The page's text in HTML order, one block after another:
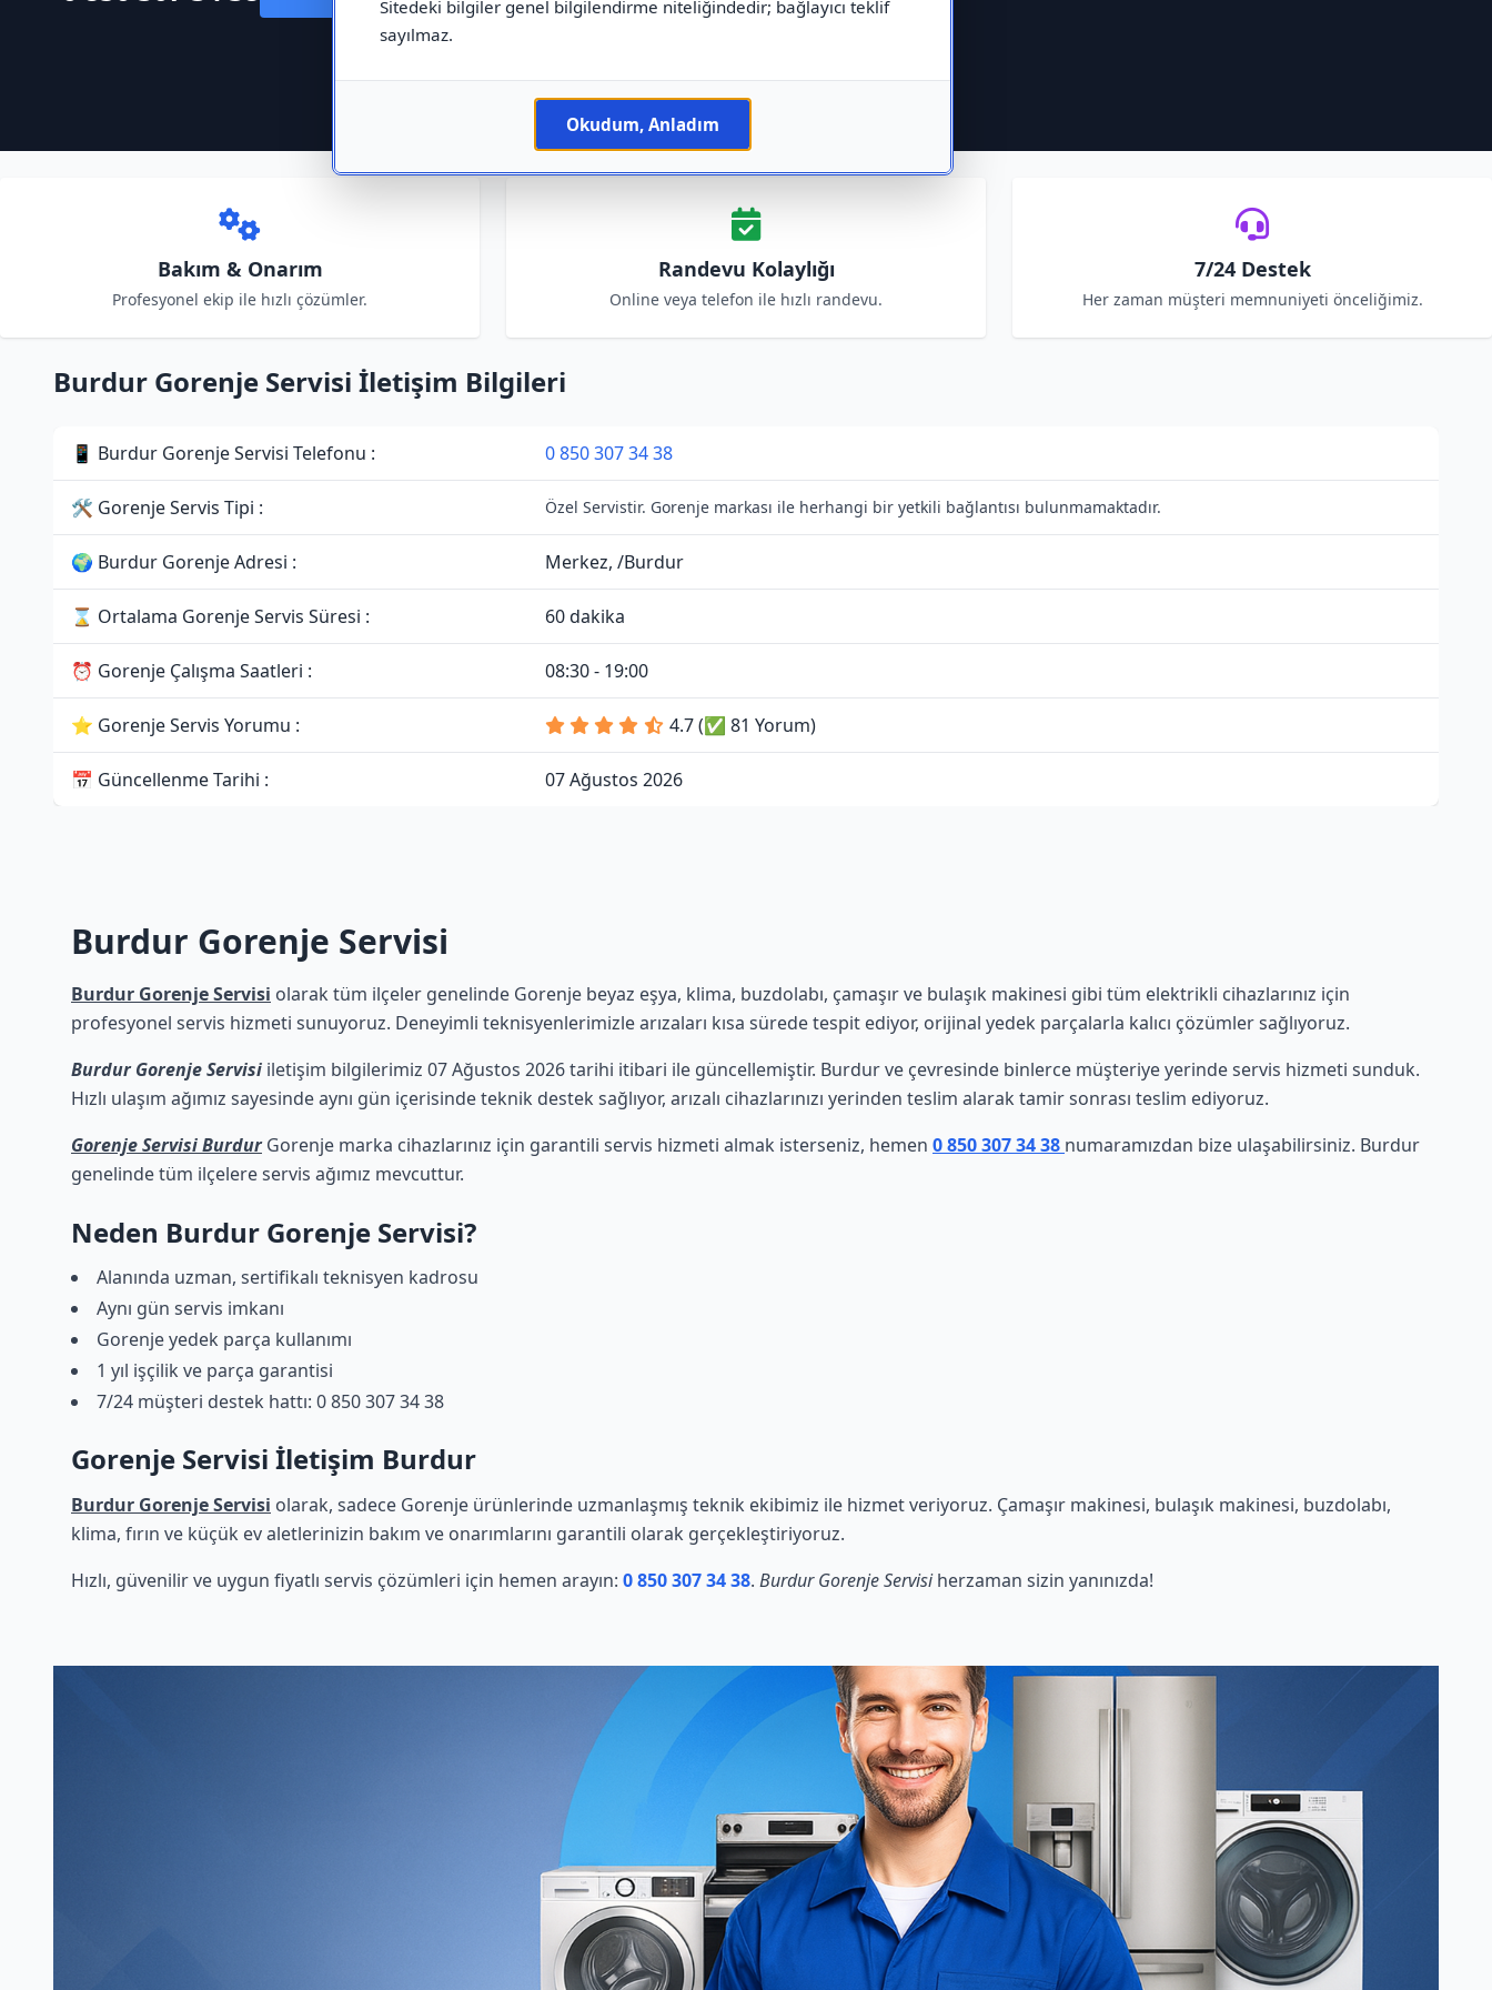
Sitedeki bilgiler genel bilgilendirme niteliğindedir; bağlayıcı teklif
sayılmaz.
Okudum, Anladım
Bakım & Onarım
Profesyonel ekip ile hızlı çözümler.
Randevu Kolaylığı
Online veya telefon ile hızlı randevu.
7/24 Destek
Her zaman müşteri memnuniyeti önceliğimiz.
Burdur Gorenje Servisi İletişim Bilgileri
📱 Burdur Gorenje Servisi Telefonu : 0 850 307 34 38
🛠 Gorenje Servis Tipi : Özel Servistir. Gorenje markası ile herhangi bir yetkili bağlantısı bulunmamaktadır.
🌍 Burdur Gorenje Adresi : Merkez, /Burdur
⌛ Ortalama Gorenje Servis Süresi : 60 dakika
⏰ Gorenje Çalışma Saatleri : 08:30 - 19:00
⭐ Gorenje Servis Yorumu : 4.7 (✅ 81 Yorum)
📅 Güncellenme Tarihi : 07 Ağustos 2026
Burdur Gorenje Servisi
Burdur Gorenje Servisi olarak tüm ilçeler genelinde Gorenje beyaz eşya, klima, buzdolabı, çamaşır ve bulaşık makinesi gibi tüm elektrikli cihazlarınız için
profesyonel servis hizmeti sunuyoruz. Deneyimli teknisyenlerimizle arızaları kısa sürede tespit ediyor, orijinal yedek parçalarla kalıcı çözümler sağlıyoruz.
Burdur Gorenje Servisi iletişim bilgilerimiz 07 Ağustos 2026 tarihi itibari ile güncellemiştir. Burdur ve çevresinde binlerce müşteriye yerinde servis hizmeti sunduk.
Hızlı ulaşım ağımız sayesinde aynı gün içerisinde teknik destek sağlıyor, arızalı cihazlarınızı yerinden teslim alarak tamir sonrası teslim ediyoruz.
Gorenje Servisi BurdurGorenje marka cihazlarınız için garantili servis hizmeti almak isterseniz, hemen 0 850 307 34 38 numaramızdan bize ulaşabilirsiniz. Burdur
genelinde tüm ilçelere servis ağımız mevcuttur.
Neden Burdur Gorenje Servisi?
Alanında uzman, sertifikalı teknisyen kadrosu
Aynı gün servis imkanı
Gorenje yedek parça kullanımı
1 yıl işçilik ve parça garantisi
7/24 müşteri destek hattı: 0 850 307 34 38
Gorenje Servisi İletişim Burdur
Burdur Gorenje Servisi olarak, sadece Gorenje ürünlerinde uzmanlaşmış teknik ekibimiz ile hizmet veriyoruz. Çamaşır makinesi, bulaşık makinesi, buzdolabı,
klima, fırın ve küçük ev aletlerinizin bakım ve onarımlarını garantili olarak gerçekleştiriyoruz.
Hızlı, güvenilir ve uygun fiyatlı servis çözümleri için hemen arayın: 0 850 307 34 38. Burdur Gorenje Servisiherzaman sizin yanınızda!